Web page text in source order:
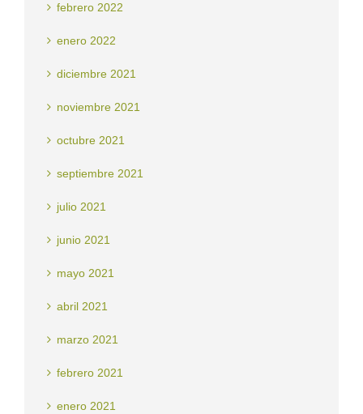
febrero 2022
enero 2022
diciembre 2021
noviembre 2021
octubre 2021
septiembre 2021
julio 2021
junio 2021
mayo 2021
abril 2021
marzo 2021
febrero 2021
enero 2021